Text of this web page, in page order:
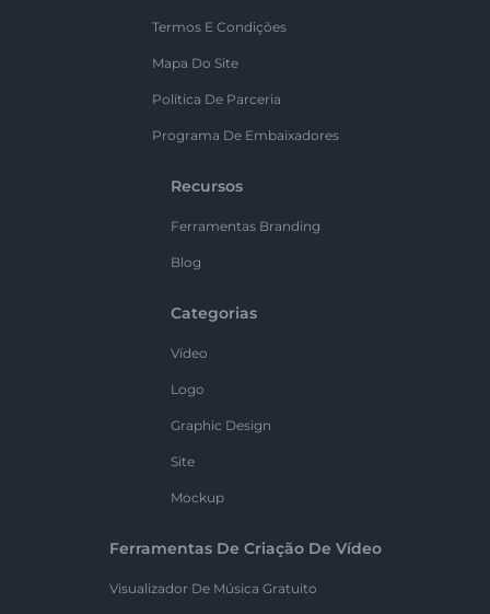
Termos E Condições
Mapa Do Site
Política De Parceria
Programa De Embaixadores
Recursos
Ferramentas Branding
Blog
Categorias
Vídeo
Logo
Graphic Design
Site
Mockup
Ferramentas De Criação De Vídeo
Visualizador De Música Gratuito